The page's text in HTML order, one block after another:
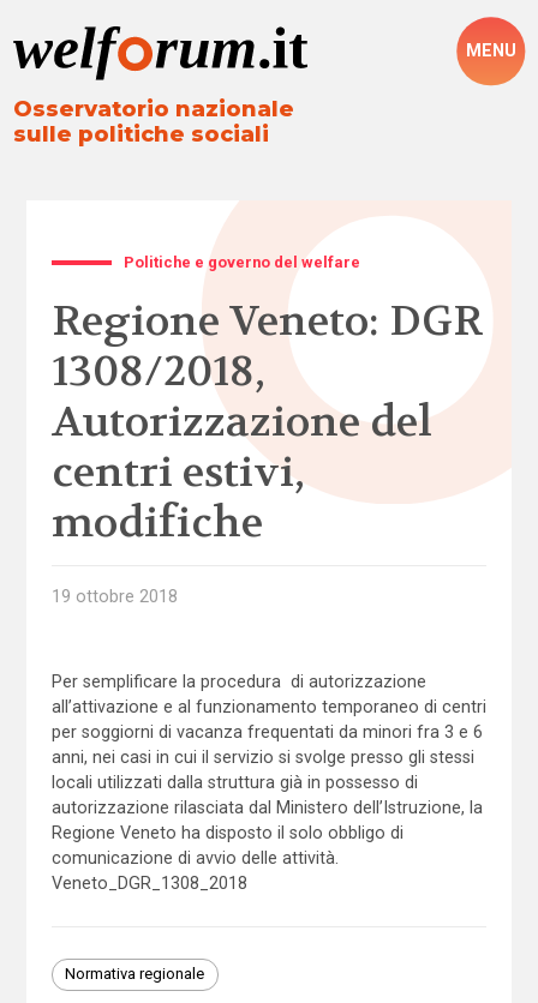
Osservatorio nazionale
sulle politiche sociali
MENU
Politiche e governo del welfare
Regione Veneto: DGR
1308/2018,
Autorizzazione del
centri estivi,
modifiche
19 ottobre 2018
Per semplificare la procedura di autorizzazione
all’attivazione e al funzionamento temporaneo di centri
per soggiorni di vacanza frequentati da minori fra 3 e 6
anni, nei casi in cui il servizio si svolge presso gli stessi
locali utilizzati dalla struttura già in possesso di
autorizzazione rilasciata dal Ministero dell’Istruzione, la
Regione Veneto ha disposto il solo obbligo di
comunicazione di avvio delle attività.
Veneto_DGR_1308_2018
Normativa regionale